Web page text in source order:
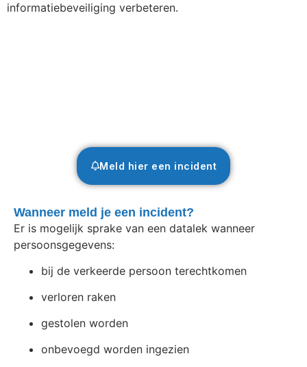
informatiebeveiliging verbeteren.
Meld hier een incident
Wanneer meld je een incident?
Er is mogelijk sprake van een datalek wanneer
persoonsgegevens:
bij de verkeerde persoon terechtkomen
verloren raken
gestolen worden
onbevoegd worden ingezien